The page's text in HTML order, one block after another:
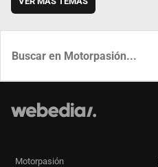
Motorpasión